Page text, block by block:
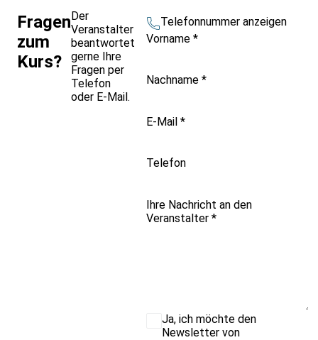
Fragen
zum
Kurs?
Der
Veranstalter
beantwortet
gerne Ihre
Fragen per
Telefon
oder E-Mail.
Telefonnummer anzeigen
Vorname *
Nachname *
E-Mail *
Telefon
Ihre Nachricht an den
Veranstalter *
Ja, ich möchte den
Newsletter von